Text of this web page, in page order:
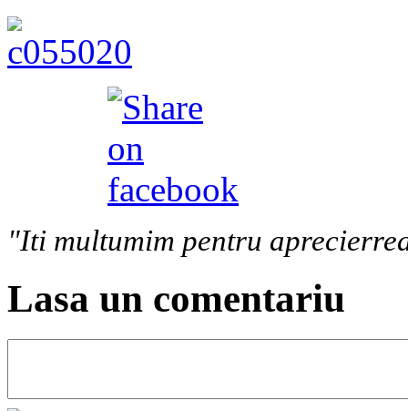
"Iti multumim pentru
Lasa un comentariu